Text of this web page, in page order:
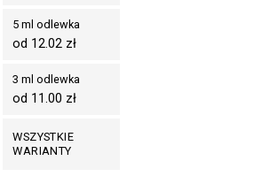
5 ml odlewka
od 12.02 zł
3 ml odlewka
od 11.00 zł
WSZYSTKIE
WARIANTY